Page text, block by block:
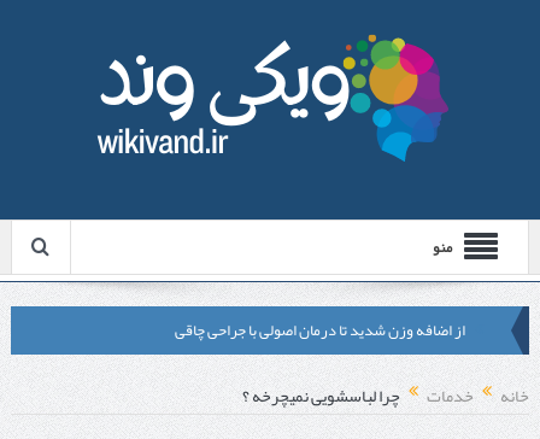
منو
از اضافه وزن شدید تا درمان اصولی با جراحی چاقی
لیزر موهای زائد شاتی یا رولی؟ مقایسه لیزرهای واقعی با شبه‌ لیزر در
مشهد
خانه خدمات چرا لباسشویی نمیچرخه ؟